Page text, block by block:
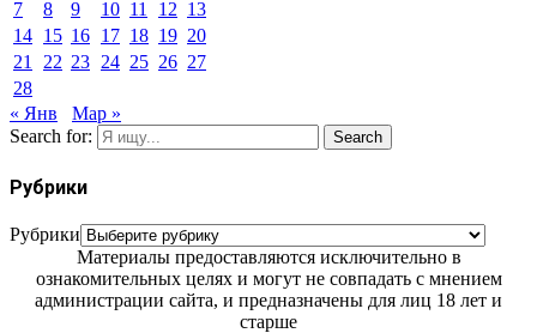
7
8 9 10 11 12 13
14 15 16 17 18 19 20
21 22 23 24 25 26 27
28
« Янв
Мар »
Search for:
Search
Рубрики
Рубрики
Материалы предоставляются исключительно в
ознакомительных целях и могут не совпадать с мнением
администрации сайта, и предназначены для лиц 18 лет и
старше